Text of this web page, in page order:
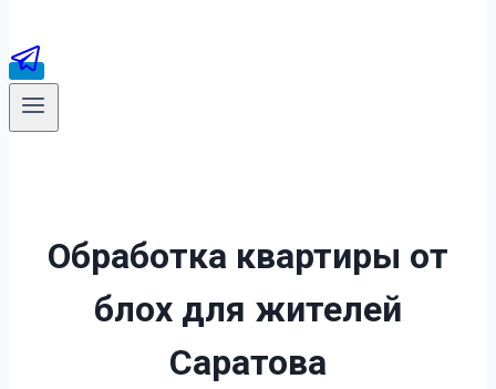
Обработка квартиры от
блох для жителей
Саратова